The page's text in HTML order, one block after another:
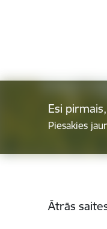
Esi
Piesakies
Ātrās